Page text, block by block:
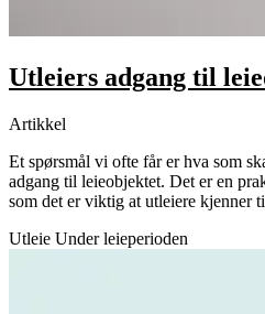
Utleiers adgang til
Artikkel
Et spørsmål vi ofte får er hva som
adgang til leieobjektet. Det er en
som det er viktig at utleiere kjenner
Utleie Under leieperioden